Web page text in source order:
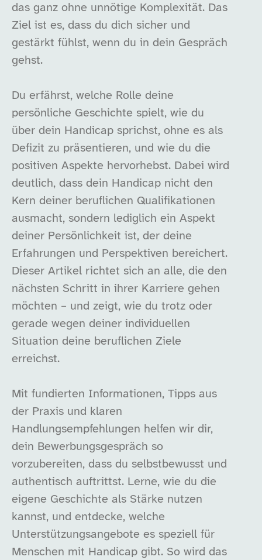
das ganz ohne unnötige Komplexität. Das
Ziel ist es, dass du dich sicher und
gestärkt fühlst, wenn du in dein Gespräch
gehst.
Du erfährst, welche Rolle deine
persönliche Geschichte spielt, wie du
über dein Handicap sprichst, ohne es als
Defizit zu präsentieren, und wie du die
positiven Aspekte hervorhebst. Dabei wird
deutlich, dass dein Handicap nicht den
Kern deiner beruflichen Qualifikationen
ausmacht, sondern lediglich ein Aspekt
deiner Persönlichkeit ist, der deine
Erfahrungen und Perspektiven bereichert.
Dieser Artikel richtet sich an alle, die den
nächsten Schritt in ihrer Karriere gehen
möchten – und zeigt, wie du trotz oder
gerade wegen deiner individuellen
Situation deine beruflichen Ziele
erreichst.
Mit fundierten Informationen, Tipps aus
der Praxis und klaren
Handlungsempfehlungen helfen wir dir,
dein Bewerbungsgespräch so
vorzubereiten, dass du selbstbewusst und
authentisch auftrittst. Lerne, wie du die
eigene Geschichte als Stärke nutzen
kannst, und entdecke, welche
Unterstützungsangebote es speziell für
Menschen mit Handicap gibt. So wird das